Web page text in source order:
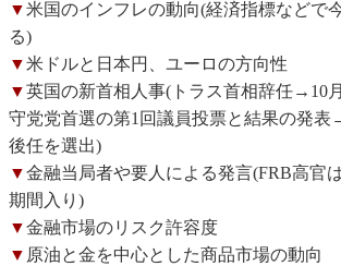
▼米国のインフレの動向(経済指標などで
る)
▼米ドルと日本円、ユーロの方向性
▼英国の新首相人事(トラス首相辞任→10
守党党首選の第1回議員投票と結果の発表
後任を選出)
▼金融当局者や要人による発言(FRB高官
期間入り)
▼金融市場のリスク許容度
▼ 原油と金を中心とした商品市場の動向